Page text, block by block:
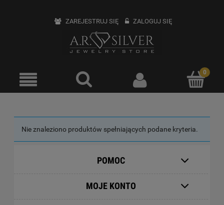
ZAREJESTRUJ SIĘ ZALOGUJ SIĘ
Nie znaleziono produktów spełniających podane kryteria.
POMOC
MOJE KONTO